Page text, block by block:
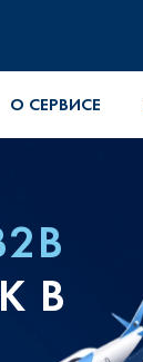
О СЕРВИСЕ
В